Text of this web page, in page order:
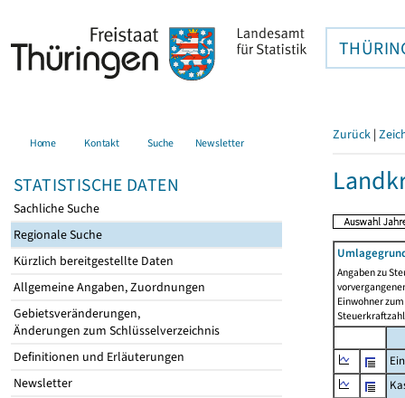
Home Kontakt Suche Newsletter
STATISTISCHE DATEN
Sachliche Suche
Regionale Suche
Kürzlich bereitgestellte Daten
Allgemeine Angaben, Zuordnungen
Gebietsveränderungen,
Änderungen zum Schlüsselverzeichnis
Definitionen und Erläuterungen
Newsletter
Zurück |
Angaben zu
Einwohner